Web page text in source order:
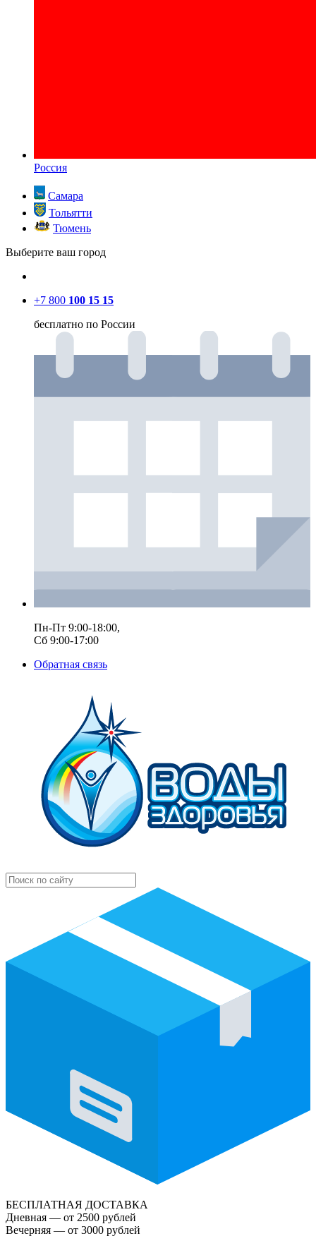
Россия
Самара
Тольятти
Тюмень
Выберите ваш город
+7 800 100 15 15
бесплатно по России
Пн-Пт 9:00-18:00,
Сб 9:00-17:00
Обратная связь
БЕСПЛАТНАЯ ДОСТАВКА
Дневная — от 2500 рублей
Вечерняя — от 3000 рублей